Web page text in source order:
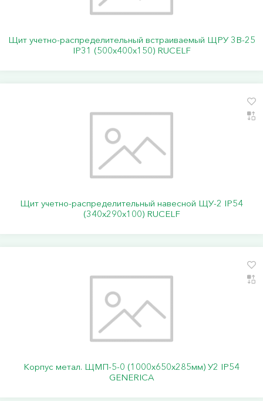
Щит учетно-распределительный встраиваемый ЩРУ 3В-25
IP31 (500х400х150) RUCELF
Щит учетно-распределительный навесной ЩУ-2 IP54
(340х290х100) RUCELF
Корпус метал. ЩМП-5-0 (1000х650х285мм) У2 IP54
GENERICA